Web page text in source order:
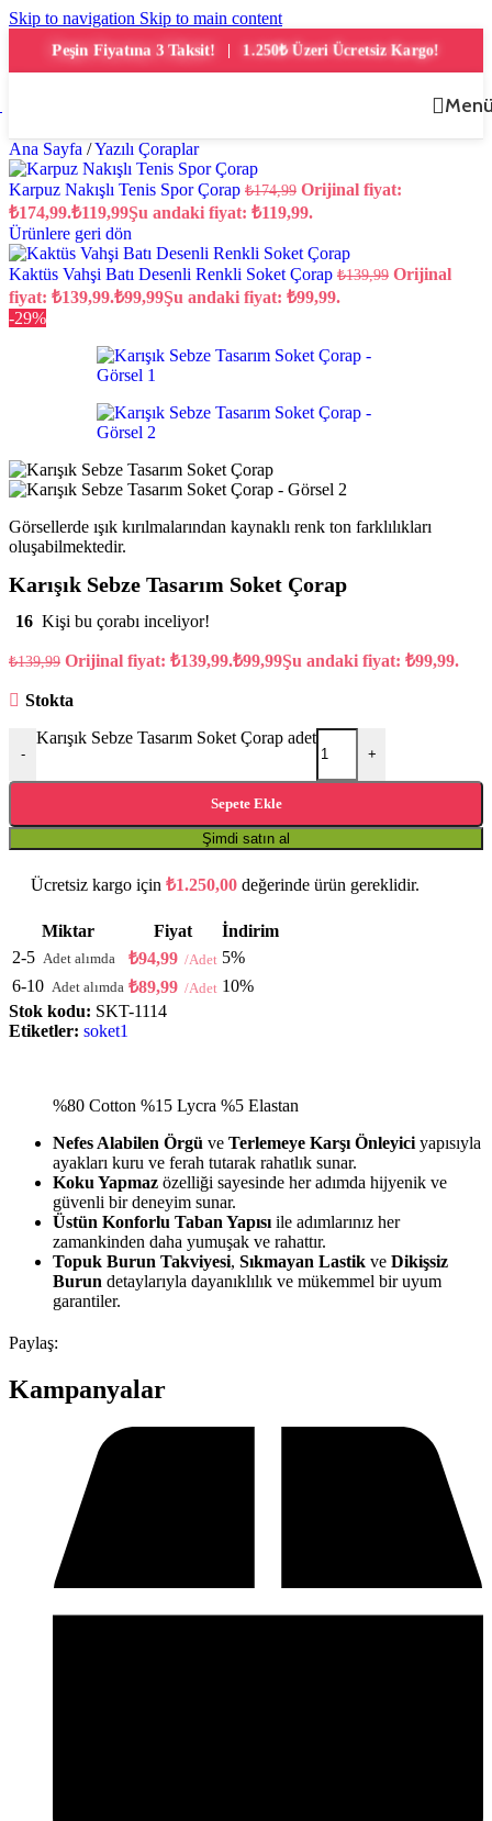
Skip to navigation Skip to main content
Peşin Fiyatına 3 Taksit! 1.250₺ Üzeri Ücretsiz Kargo!
Ana Sayfa /Yazılı Çoraplar
Karpuz Nakışlı Tenis Spor Çorap ₺174,99 Orijinal fiyat:
₺174,99.₺119,99Şu andaki fiyat: ₺119,99.
Ürünlere geri dön
Kaktüs Vahşi Batı Desenli Renkli Soket Çorap ₺139,99 Orijinal
fiyat: ₺139,99.₺99,99Şu andaki fiyat: ₺99,99.
-29%
Görsellerde ışık kırılmalarından kaynaklı renk ton farklılıkları
oluşabilmektedir.
Karışık Sebze Tasarım Soket Çorap
16 Kişi bu çorabı inceliyor!
₺139,99 Orijinal fiyat: ₺139,99.₺99,99Şu andaki fiyat: ₺99,99.
Stokta
-
Karışık Sebze Tasarım Soket Çorap adet
+
Sepete Ekle
Şimdi satın al
Ücretsiz kargo için ₺1.250,00 değerinde ürün gereklidir.
Miktar Fiyat
İndirim
2-5
₺94,99
5%
6-10
₺89,99
10%
Stok kodu: SKT-1114
Etiketler: soket1
%80 Cotton %15 Lycra %5 Elastan
Nefes Alabilen Örgü ve Terlemeye Karşı Önleyici yapısıyla
ayakları kuru ve ferah tutarak rahatlık sunar.
Koku Yapmaz özelliği sayesinde her adımda hijyenik ve
güvenli bir deneyim sunar.
Üstün Konforlu Taban Yapısı ile adımlarınız her
zamankinden daha yumuşak ve rahattır.
Topuk Burun Takviyesi, Sıkmayan Lastik ve Dikişsiz
Burun detaylarıyla dayanıklılık ve mükemmel bir uyum
garantiler.
Paylaş:
Kampanyalar